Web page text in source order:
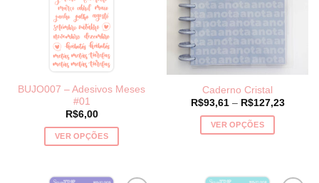
BUJO007 – Adesivos Meses
#01
R$6,00
VER OPÇÕES
Caderno Cristal
R$93,61 – R$127,23Price
VER OPÇÕES